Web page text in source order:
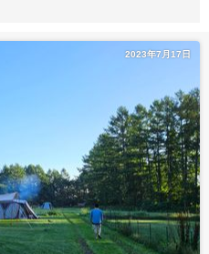
2023年7月17日